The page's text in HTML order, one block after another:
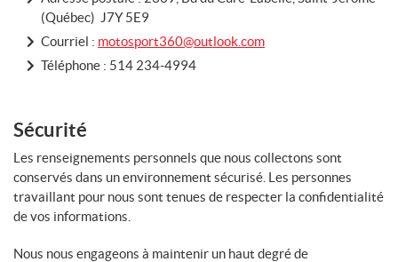
(Québec) J7Y 5E9
Courriel : motosport360@outlook.com
Téléphone : 514 234-4994
Sécurité
Les renseignements personnels que nous collectons sont
conservés dans un environnement sécurisé. Les personnes
travaillant pour nous sont tenues de respecter la confidentialité
de vos informations.
Nous nous engageons à maintenir un haut degré de